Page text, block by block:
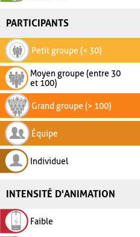
PARTICIPANTS
Petit groupe (< 30)
Moyen groupe (entre 30
et 100)
Grand groupe (> 100)
Équipe
Individuel
INTENSITÉ D'ANIMATION
Faible